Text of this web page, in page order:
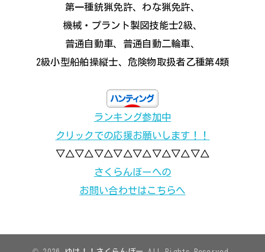
第一種銃猟免許、わな猟免許、
機械・プラント製図技能士2級、
普通自動車、普通自動二輪車、
2級小型船舶操縦士、危険物取扱者乙種第4類
ランキング参加中
クリックでの応援お願いします！！
▽△▽△▽△▽△▽△▽△▽△▽△
さくらんぼーへの
お問い合わせはこちらへ